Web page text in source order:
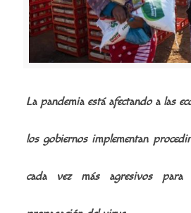
La pandemia está afectando a las
los gobiernos implementan
cada vez más agresivos